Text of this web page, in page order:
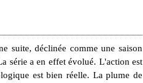
suite, déclinée comme une saison
série a en effet évolué. L'action est
est bien réelle. La plume de